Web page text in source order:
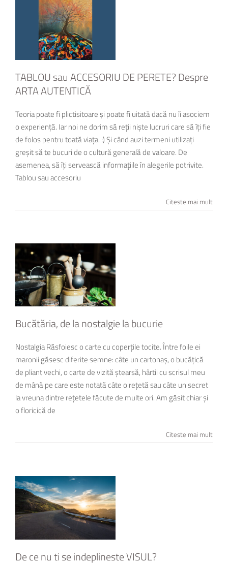
TABLOU sau ACCESORIU DE PERETE? Despre
ARTA AUTENTICĂ
Teoria poate fi plictisitoare și poate fi uitată dacă nu îi asociem
o experiență. Iar noi ne dorim să reții niște lucruri care să îți fie
de folos pentru toată viața. :) Și când auzi termeni utilizați
greșit să te bucuri de o cultură generală de valoare. De
asemenea, să îți servească informațiile în alegerile potrivite.
Tablou sau accesoriu
Citeste mai mult
Bucătăria, de la nostalgie la bucurie
Nostalgia Răsfoiesc o carte cu coperțile tocite. Între foile ei
maronii găsesc diferite semne: câte un cartonaș, o bucățică
de pliant vechi, o carte de vizită ștearsă, hârtii cu scrisul meu
de mână pe care este notată câte o rețetă sau câte un secret
la vreuna dintre rețetele făcute de multe ori. Am găsit chiar și
o floricică de
Citeste mai mult
De ce nu ti se indeplineste VISUL?